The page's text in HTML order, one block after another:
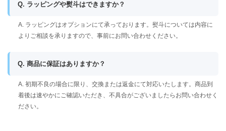
Q. ラッピングや熨斗はできますか？
A. ラッピングはオプションにて承っております。熨斗については内容に
よりご相談を承りますので、事前にお問い合わせください。
Q. 商品に保証はありますか？
A. 初期不良の場合に限り、交換または返金にて対応いたします。商品到
着後は速やかにご確認いただき、不具合がございましたらお問い合わせく
ださい。